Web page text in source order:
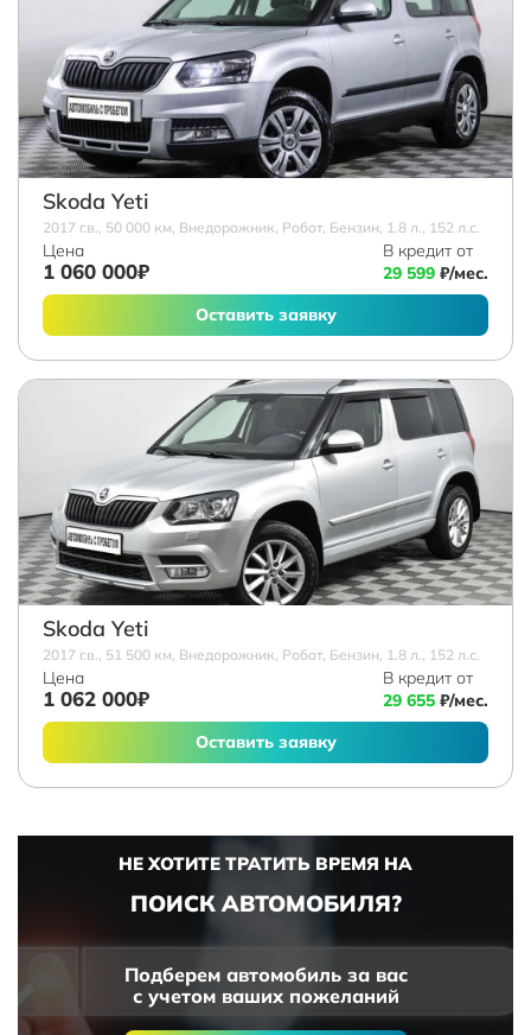
Skoda Yeti
2017 г.в., 50 000 км, Внедорожник, Робот, Бензин, 1.8 л., 152 л.с.
Цена
1 060 000₽
В кредит от
29 599 ₽/мес.
Оставить заявку
Skoda Yeti
2017 г.в., 51 500 км, Внедорожник, Робот, Бензин, 1.8 л., 152 л.с.
Цена
1 062 000₽
В кредит от
29 655 ₽/мес.
Оставить заявку
НЕ ХОТИТЕ ТРАТИТЬ ВРЕМЯ НА
ПОИСК АВТОМОБИЛЯ?
Подберем автомобиль за вас
с учетом ваших пожеланий